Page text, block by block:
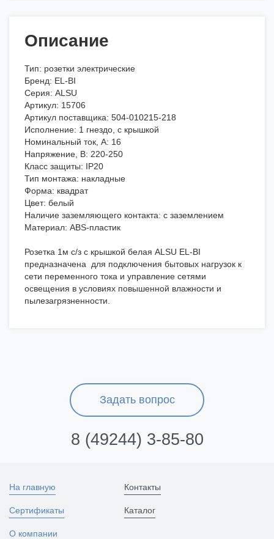
Описание
Тип: розетки электрические
Бренд: EL-BI
Серия: ALSU
Артикул: 15706
Артикул поставщика: 504-010215-218
Исполнение: 1 гнездо, с крышкой
Номинальный ток, А: 16
Напряжение, В: 220-250
Класс защиты: IP20
Тип монтажа: накладные
Форма: квадрат
Цвет: белый
Наличие заземляющего контакта: с заземлением
Материал: ABS-пластик
Розетка 1м с/з с крышкой белая ALSU EL-BI
предназначена для подключения бытовых нагрузок к
сети переменного тока и управление сетями
освещения в условиях повышенной влажности и
пылезагрязненности.
Задать вопрос
8 (49244) 3-85-80
На главную
Сертификаты
О компании
Контакты
Каталог